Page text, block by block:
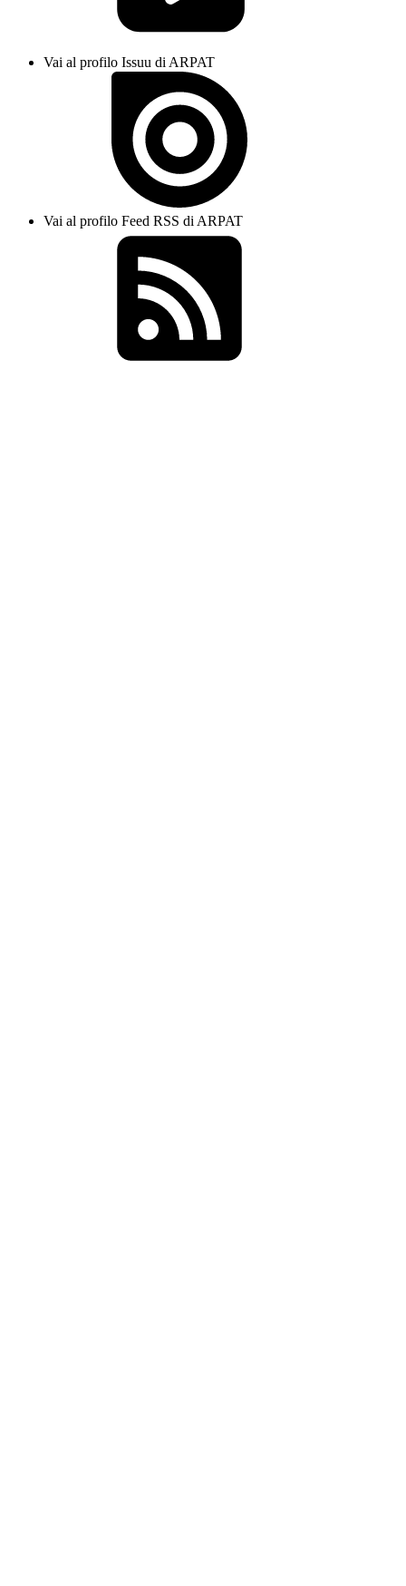
Vai al profilo Issuu di ARPAT
Vai al profilo Feed RSS di ARPAT